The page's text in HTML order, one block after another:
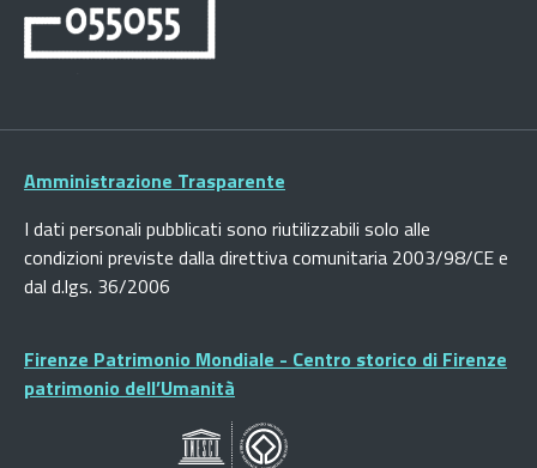
Amministrazione Trasparente
I dati personali pubblicati sono riutilizzabili solo alle
condizioni previste dalla direttiva comunitaria 2003/98/CE e
dal d.lgs. 36/2006
Firenze Patrimonio Mondiale - Centro storico di Firenze
patrimonio dell’Umanità